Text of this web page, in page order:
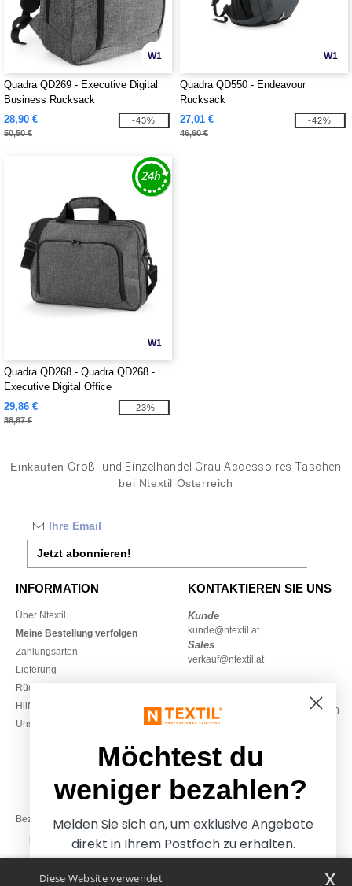
W1
Quadra QD269 - Executive Digital
Business Rucksack
28,90 €
50,50 €
-43%
W1
Quadra QD550 - Endeavour
Rucksack
27,01 €
46,60 €
-42%
W1
Quadra QD268 - Quadra QD268 -
Executive Digital Office
29,86 €
38,87 €
-23%
Einkaufen Groß- und Einzelhandel Grau Accessoires Taschen
bei Ntextil Österreich
Jetzt abonnieren!
INFORMATION
Über Ntextil
Meine Bestellung verfolgen
Zahlungsarten
Lieferung
Rückerstattungen / Rückgaben
Hilfe & FAQs
Unsere Engagements
KONTAKTIEREN SIE UNS
Kunde
kunde@ntextil.at
Sales
verkauf@ntextil.at
Montag – Donnerstag: 10:00–13:00
& 14:00–17:30
Freitag: 10:00–14:00
Bezahlung mit
Diese Website verwendet x
Möchtest du
weniger bezahlen?
Melden Sie sich an, um exklusive Angebote
direkt in Ihrem Postfach zu erhalten.